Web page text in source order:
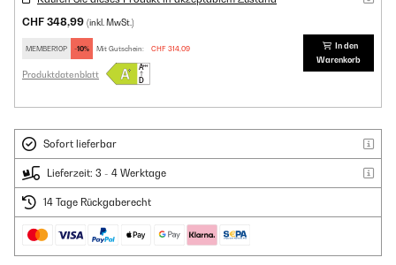
CHF 348,99 (inkl. MwSt.)
MEMBER10P -10% Mit Gutschein: CHF 314,09
Produktdatenblatt
In den
Warenkorb
Sofort lieferbar
Lieferzeit: 3 - 4 Werktage
14 Tage Rückgaberecht